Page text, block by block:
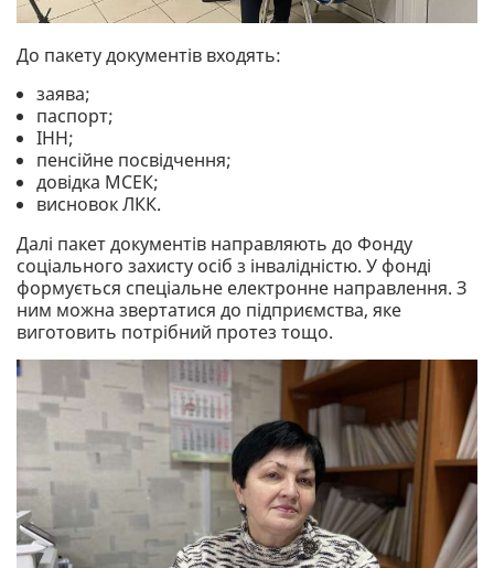
До пакету документів входять:
заява;
паспорт;
ІНН;
пенсійне посвідчення;
довідка МСЕК;
висновок ЛКК.
Далі пакет документів направляють до Фонду
соціального захисту осіб з інвалідністю. У фонді
формується спеціальне електронне направлення. З
ним можна звертатися до підприємства, яке
виготовить потрібний протез тощо.